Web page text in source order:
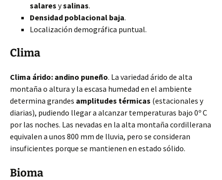
salares ysalinas.
Densidad poblacional baja.
Localización demográfica puntual.
Clima
Clima árido: andino puneño. La variedad árido de alta
montaña o altura y la escasa humedad en el ambiente
determina grandes amplitudes térmicas (estacionales y
diarias), pudiendo llegar a alcanzar temperaturas bajo 0º C
por las noches. Las nevadas en la alta montaña cordillerana
equivalen a unos 800 mm de lluvia, pero se consideran
insuficientes porque se mantienen en estado sólido.
Bioma